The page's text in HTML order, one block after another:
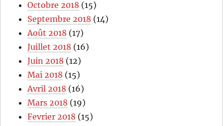
Octobre 2018 (15)
Septembre 2018 (14)
Août 2018 (17)
Juillet 2018 (16)
Juin 2018 (12)
Mai 2018 (15)
Avril 2018 (16)
Mars 2018 (19)
Fevrier 2018 (15)